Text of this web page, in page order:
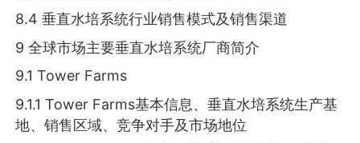
8.4 垂直水培系统行业销售模式及销售渠道
9 全球市场主要垂直水培系统厂商简介
9.1 Tower Farms
9.1.1 Tower Farms基本信息、垂直水培系统生产基
地、销售区域、竞争对手及市场地位